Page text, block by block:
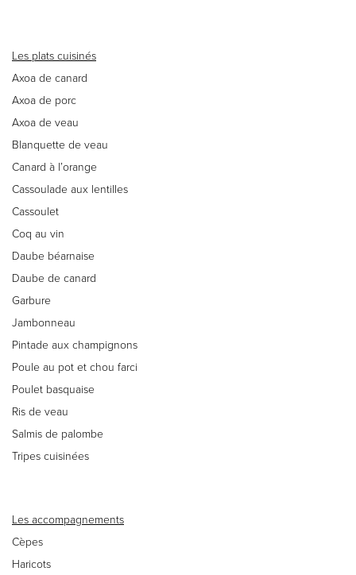
Les plats cuisinés
Axoa de canard
Axoa de porc
Axoa de veau
Blanquette de veau
Canard à l’orange
Cassoulade aux lentilles
Cassoulet
Coq au vin
Daube béarnaise
Daube de canard
Garbure
Jambonneau
Pintade aux champignons
Poule au pot et chou farci
Poulet basquaise
Ris de veau
Salmis de palombe
Tripes cuisinées
Les accompagnements
Cèpes
Haricots